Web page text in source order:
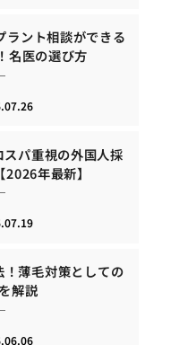
ラント相談ができる
名医の選び方
パ重視の外国人採
年最新】
！薄毛対策としての
解説